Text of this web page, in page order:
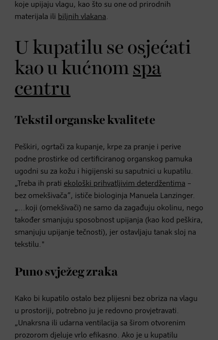
koje upijaju vlagu, kao što su one od prirodnih
materijala ili biljnih vlakana.
U kupatilu se osjećati
kao u kućnom spa
centru
Tekstil organske kvalitete
Peškiri, ogrtači za kupanje, krpe za pranje i perive
podne prostirke od certificiranog organskog pamuka
ugodni su za kožu i higijenski su saputnici u kupatilu.
„Treba ih prati ekološki prihvatljivim deterdžentima –
bez omekšivača”, ističe biologinja Manuela Lanzinger.
„...koji (omekšivači) ne samo da zagađuju okolinu, nego
također smanjuju sposobnost upijanja (kao kod peškira,
smanjuju upijanje tečnosti), jer ostavljaju tanak sloj na
tekstilu."
Puno svježeg zraka
Kako bi kupatilo ostalo bez plijesni bez obriza na vlagu
u prostoriji, potrebno ju je redovno provjetravati.
„Unakrsna ili udarna ventilacija sa širom otvorenim
prozorom djeluje vrlo efikasno. Ako je u kupatilu